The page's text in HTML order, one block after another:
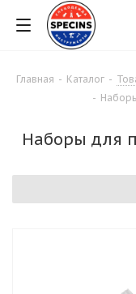
Главная - Каталог -
-
Наборы для